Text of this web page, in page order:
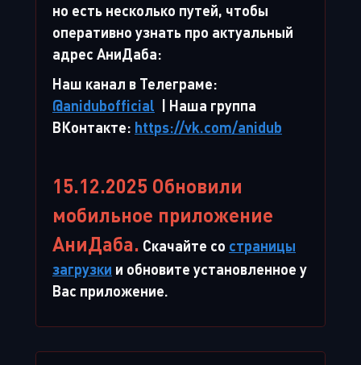
но есть несколько путей, чтобы
оперативно узнать про актуальный
адрес АниДаба:
Наш канал в Телеграме:
@anidubofficial | Наша группа
ВКонтакте: https://vk.com/anidub
15.12.2025 Обновили
мобильное приложение
АниДаба. Скачайте со страницы
загрузки и обновите установленное у
Вас приложение.